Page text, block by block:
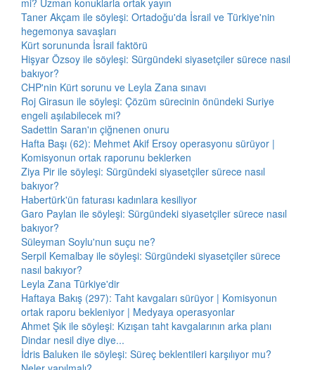
mi? Uzman konuklarla ortak yayın
Taner Akçam ile söyleşi: Ortadoğu'da İsrail ve Türkiye'nin
hegemonya savaşları
Kürt sorununda İsrail faktörü
Hişyar Özsoy ile söyleşi: Sürgündeki siyasetçiler sürece nasıl
bakıyor?
CHP'nin Kürt sorunu ve Leyla Zana sınavı
Roj Girasun ile söyleşi: Çözüm sürecinin önündeki Suriye
engeli aşılabilecek mi?
Sadettin Saran'ın çiğnenen onuru
Hafta Başı (62): Mehmet Akif Ersoy operasyonu sürüyor |
Komisyonun ortak raporunu beklerken
Ziya Pir ile söyleşi: Sürgündeki siyasetçiler sürece nasıl
bakıyor?
Habertürk'ün faturası kadınlara kesiliyor
Garo Paylan ile söyleşi: Sürgündeki siyasetçiler sürece nasıl
bakıyor?
Süleyman Soylu'nun suçu ne?
Serpil Kemalbay ile söyleşi: Sürgündeki siyasetçiler sürece
nasıl bakıyor?
Leyla Zana Türkiye'dir
Haftaya Bakış (297): Taht kavgaları sürüyor | Komisyonun
ortak raporu bekleniyor | Medyaya operasyonlar
Ahmet Şık ile söyleşi: Kızışan taht kavgalarının arka planı
Dindar nesil diye diye...
İdris Baluken ile söyleşi: Süreç beklentileri karşılıyor mu?